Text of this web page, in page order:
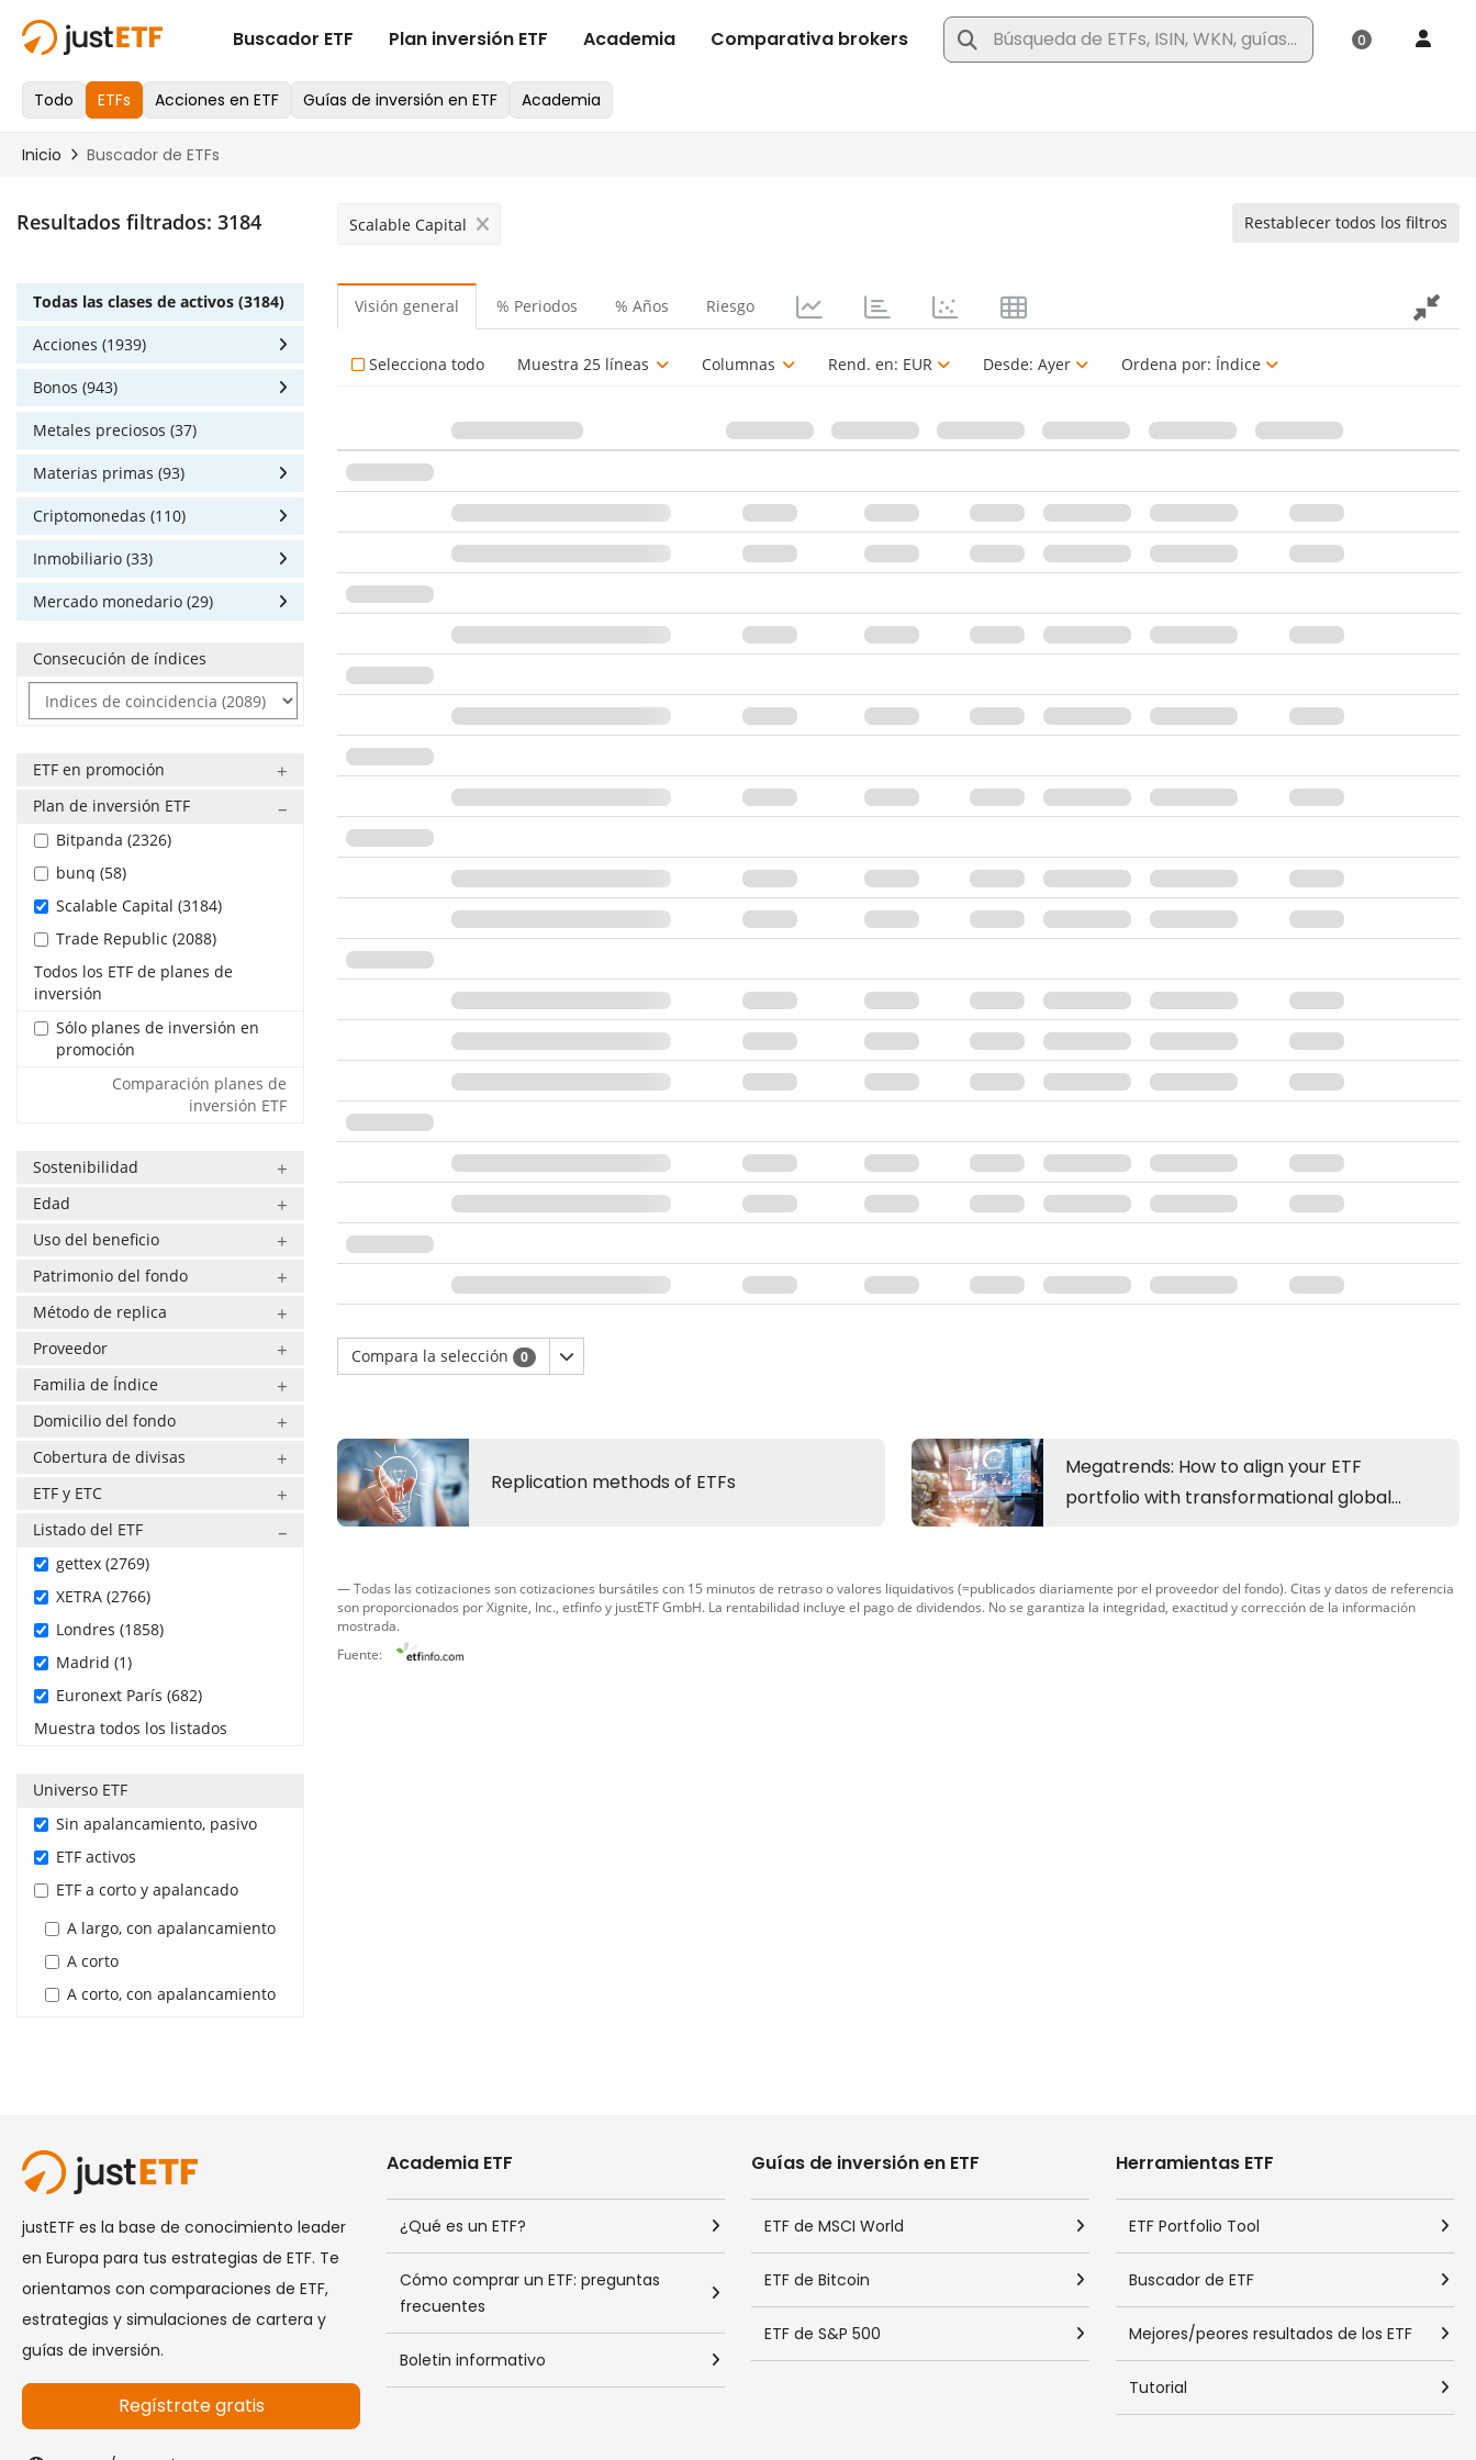
Resultados filtrados: 3184 Scalable Capital Restablecer todos los filtros
Todas las clases de activos (3184)
Acciones (1939)
Bonos (943)
Metales preciosos (37)
Materias primas (93)
Criptomonedas (110)
Inmobiliario (33)
Mercado monedario (29)
Consecución de índices
ETF en promoción
Plan de inversión ETF
Bitpanda (2326)
bunq (58)
Scalable Capital (3184)
Trade Republic (2088)
Todos los ETF de planes de
inversión
Sólo planes de inversión en
promoción
Comparación planes de
inversión ETF
Sostenibilidad
Edad
Uso del beneficio
Patrimonio del fondo
Método de replica
Proveedor
Familia de Índice
Domicilio del fondo
Cobertura de divisas
ETF y ETC
Listado del ETF
gettex (2769)
XETRA (2766)
Londres (1858)
Madrid (1)
Euronext París (682)
Muestra todos los listados
Universo ETF
Sin apalancamiento, pasivo
ETF activos
ETF a corto y apalancado
A largo, con apalancamiento
A corto
A corto, con apalancamiento
Visión general % Periodos % Años Riesgo
Selecciona todo Muestra 25 líneas Columnas Rend. en: EUR Desde: Ayer Ordena por: Índice
Compara la selección 0
— Todas las cotizaciones son cotizaciones bursátiles con 15 minutos de retraso o valores liquidativos (=publicados diariamente por el proveedor del fondo). Citas y datos de referencia
son proporcionados porXignite, Inc. etfinfoy justETF GmbH. La rentabilidad incluye el pago de dividendos. No se garantiza la integridad, exactitud y corrección de la información
mostrada.
Fuente: